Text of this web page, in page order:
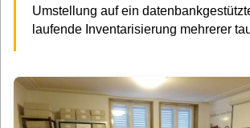
Umstellung auf ein
laufende Inventarisierung mehrerer